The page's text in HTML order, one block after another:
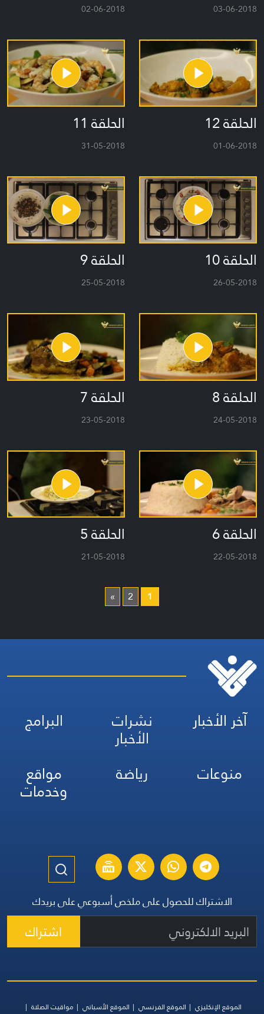
03-06-2018
02-06-2018
الحلقة 12
01-06-2018
الحلقة 11
31-05-2018
الحلقة 10
26-05-2018
الحلقة 9
25-05-2018
الحلقة 8
24-05-2018
الحلقة 7
23-05-2018
الحلقة 6
22-05-2018
الحلقة 5
21-05-2018
1
2
»
آخر الأخبار نشرات
الأخبار
البرامج
منوعات
رياضة مواقع
وخدمات
الاشتراك للحصول على ملخص أسبوعي على بريدك
اشتراك
الموقع الإنكليزي الموقع الفرنسي الموقع الأسباني مواقيت الصلاة